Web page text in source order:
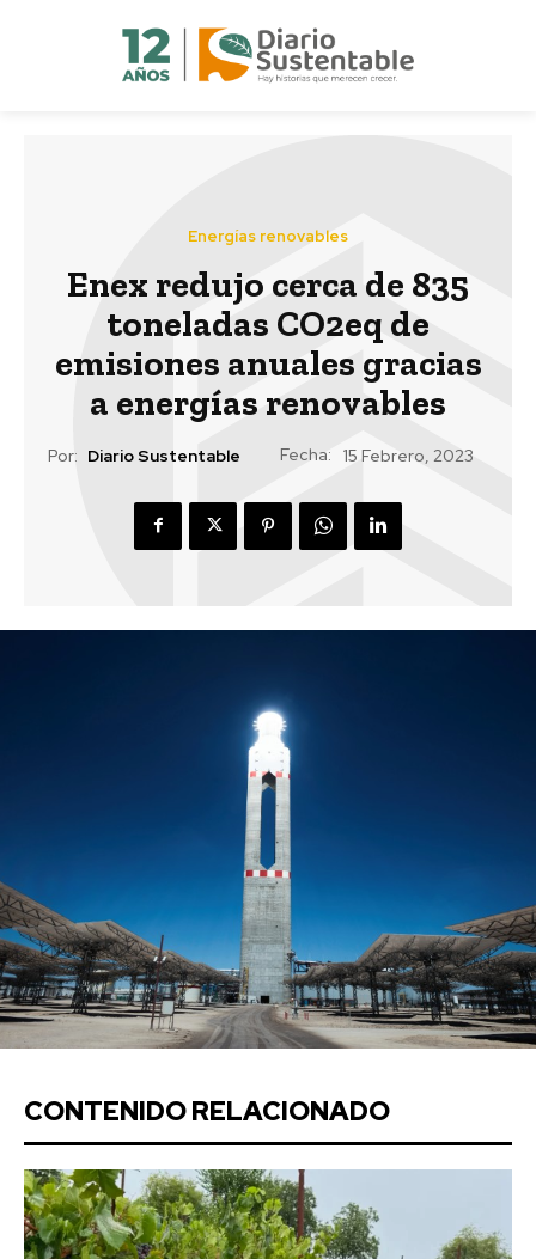
Energías renovables
Enex redujo cerca de 835
toneladas CO2eq de
emisiones anuales gracias
a energías renovables
Por: Diario Sustentable Fecha: 15 Febrero, 2023
CONTENIDO RELACIONADO